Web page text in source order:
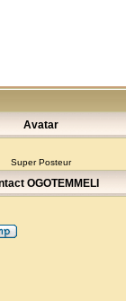
Avatar
Super Posteur
OGOTEMMELI